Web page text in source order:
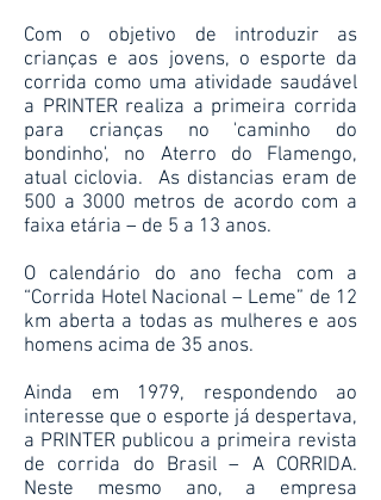
Com o objetivo de introduzir as
crianças e aos jovens, o esporte da
corrida como uma atividade saudável
a PRINTER realiza a primeira corrida
para crianças no 'caminho do
bondinho', no Aterro do Flamengo,
atual ciclovia. As distancias eram de
500 a 3000 metros de acordo com a
faixa etária – de 5 a 13 anos.
O calendário do ano fecha com a
“Corrida Hotel Nacional – Leme” de 12
km aberta a todas as mulheres e aos
homens acima de 35 anos.
Ainda em 1979, respondendo ao
interesse que o esporte já despertava,
a PRINTER publicou a primeira revista
de corrida do Brasil – A CORRIDA.
Neste mesmo ano, a empresa